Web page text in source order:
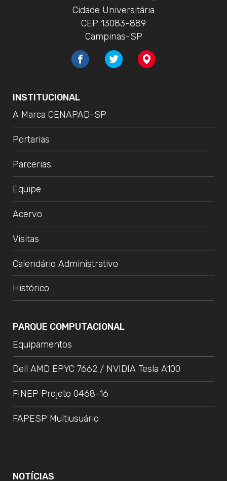
Cidade Universitária
CEP 13083-889
Campinas-SP
INSTITUCIONAL
A Marca CENAPAD-SP
Portarias
Parcerias
Equipe
Acervo
Visitas
Calendário Administrativo
Histórico
PARQUE COMPUTACIONAL
Equipamentos
Dell AMD EPYC 7662 / NVIDIA Tesla A100
FINEP Projeto 0468-16
FAPESP Multiusuário
NOTÍCIAS